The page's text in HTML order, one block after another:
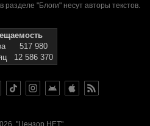
"Блоги" несут авторы текстов.
517 980
12 586 370
"Цензор.НЕТ"